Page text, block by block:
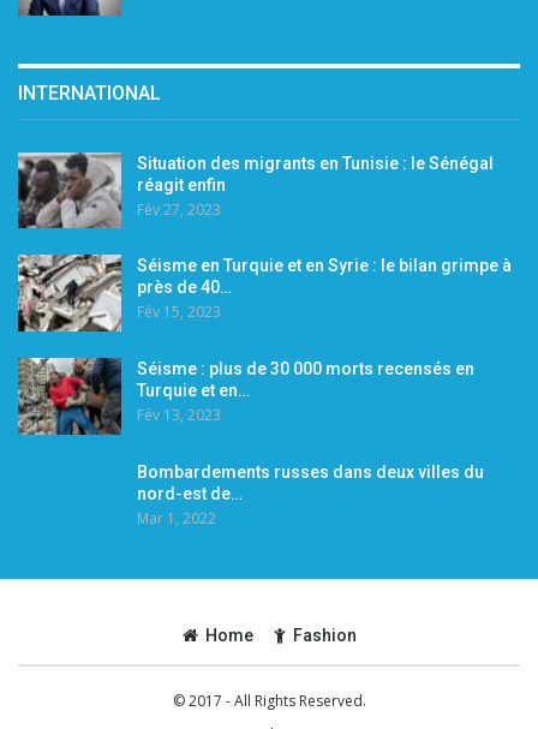
INTERNATIONAL
Situation des migrants en Tunisie : le Sénégal
réagit enfin
Fév 27, 2023
Séisme en Turquie et en Syrie : le bilan grimpe à
près de 40…
Fév 15, 2023
Séisme : plus de 30 000 morts recensés en
Turquie et en…
Fév 13, 2023
Bombardements russes dans deux villes du
nord-est de…
Mar 1, 2022
Home Fashion
© 2017 - All Rights Reserved.